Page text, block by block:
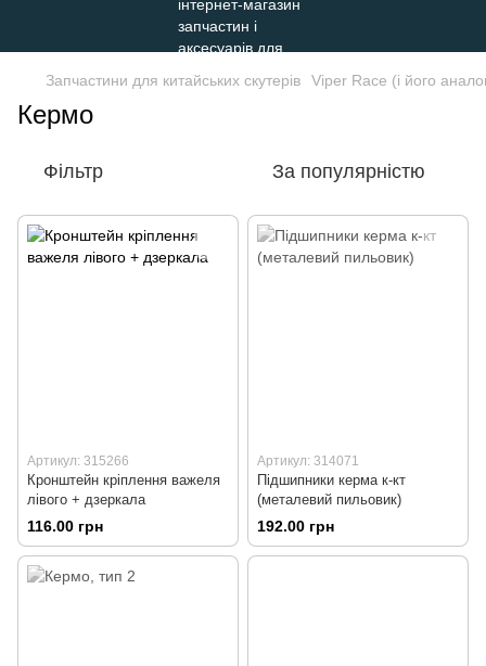
Запчастини для китайських скутерів Viper Race (і його
Кермо
Фільтр За популярністю
Артикул: 315266
Кронштейн кріплення важеля
лівого + дзеркала
116.00 грн
Артикул: 314071
Підшипники керма к-кт
(металевий пильовик)
192.00 грн